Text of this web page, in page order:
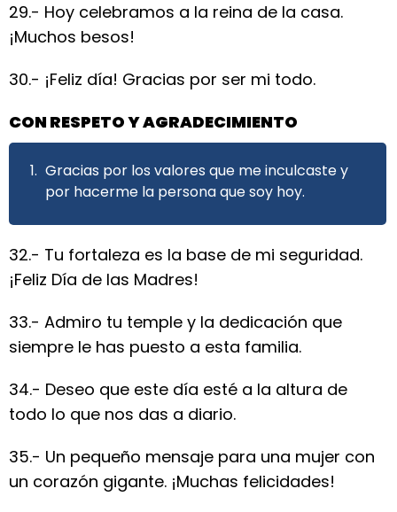
29.- Hoy celebramos a la reina de la casa.
¡Muchos besos!
30.- ¡Feliz día! Gracias por ser mi todo.
CON RESPETO Y AGRADECIMIENTO
Gracias por los valores que me inculcaste y
por hacerme la persona que soy hoy.
32.- Tu fortaleza es la base de mi seguridad.
¡Feliz Día de las Madres!
33.- Admiro tu temple y la dedicación que
siempre le has puesto a esta familia.
34.- Deseo que este día esté a la altura de
todo lo que nos das a diario.
35.- Un pequeño mensaje para una mujer con
un corazón gigante. ¡Muchas felicidades!